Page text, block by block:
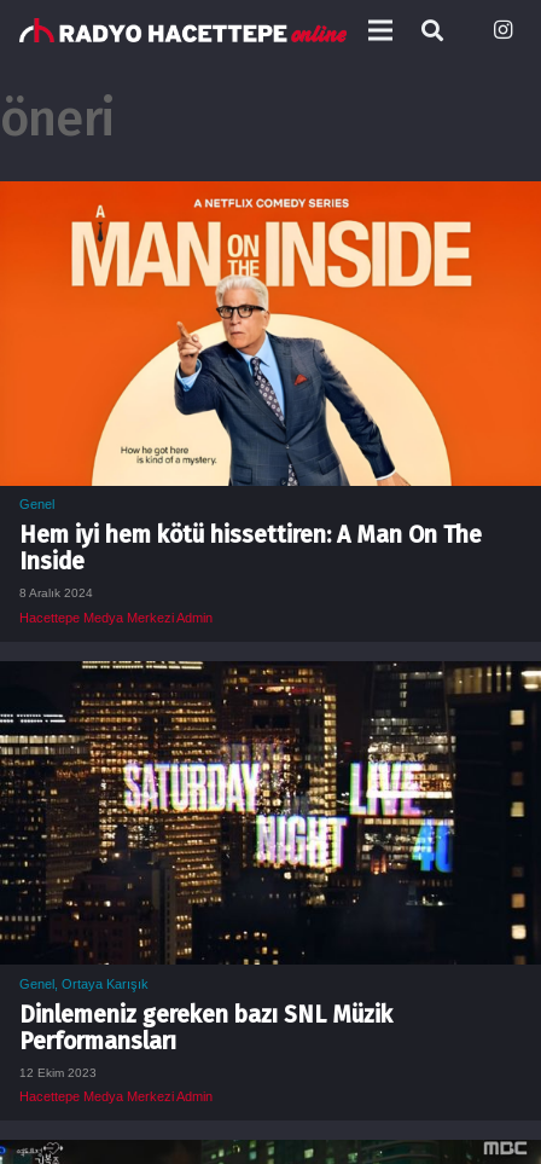
öneri
Genel
Hem iyi hem kötü hissettiren: A Man On The
Inside
8 Aralık 2024
Hacettepe Medya Merkezi Admin
Genel Ortaya Karışık
Dinlemeniz gereken bazı SNL Müzik
Performansları
12 Ekim 2023
Hacettepe Medya Merkezi Admin